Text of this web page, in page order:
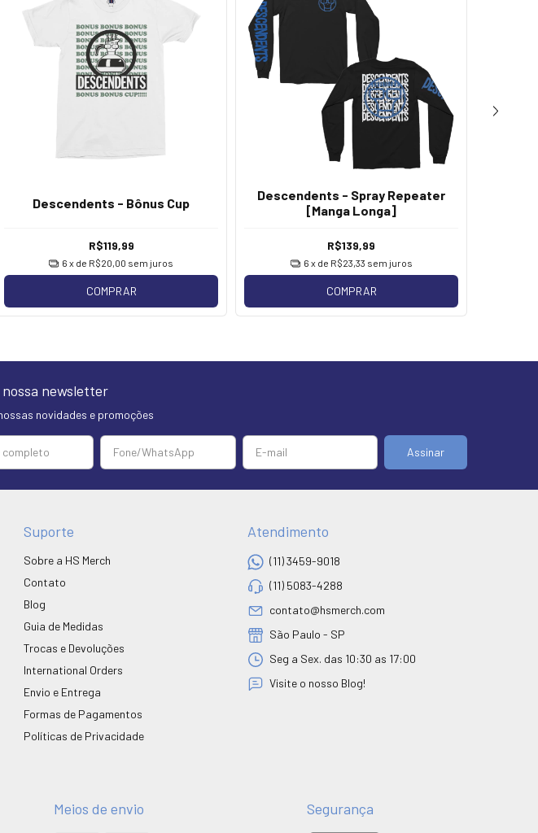
Descendents - Bônus Cup
R$119,99
6 x de R$20,00 sem juros
COMPRAR
Descendents - Spray Repeater
[Manga Longa]
R$139,99
6 x de R$23,33 sem juros
COMPRAR
nossa newsletter
novidades e promoções
Suporte
Sobre a HS Merch
Contato
Blog
Guia de Medidas
Trocas e Devoluções
International Orders
Envio e Entrega
Formas de Pagamentos
Políticas de Privacidade
Atendimento
(11) 3459-9018
(11) 5083-4288
contato@hsmerch.com
São Paulo - SP
Seg a Sex. das 10:30 as 17:00
Visite o nosso Blog!
Meios de envio Segurança